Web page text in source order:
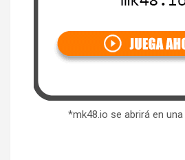
*mk48.io se abrirá en